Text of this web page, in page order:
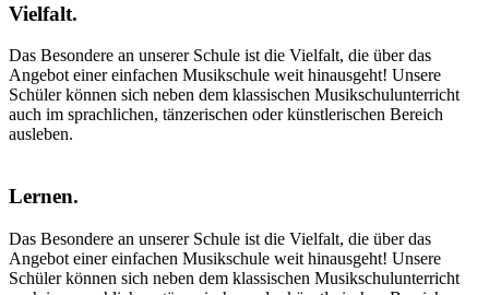
Vielfalt.
Das Besondere an unserer Schule ist die Vielfalt, die über das
Angebot einer einfachen Musikschule weit hinausgeht! Unsere
Schüler können sich neben dem klassischen Musikschulunterricht
auch im sprachlichen, tänzerischen oder künstlerischen Bereich
ausleben.
Lernen.
Das Besondere an unserer Schule ist die Vielfalt, die über das
Angebot einer einfachen Musikschule weit hinausgeht! Unsere
Schüler können sich neben dem klassischen Musikschulunterricht